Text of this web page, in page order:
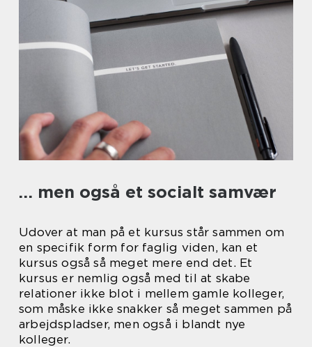
… men også et socialt samvær
Udover at man på et kursus står sammen om
en specifik form for faglig viden, kan et
kursus også så meget mere end det. Et
kursus er nemlig også med til at skabe
relationer ikke blot i mellem gamle kolleger,
som måske ikke snakker så meget sammen på
arbejdspladser, men også i blandt nye
kolleger.